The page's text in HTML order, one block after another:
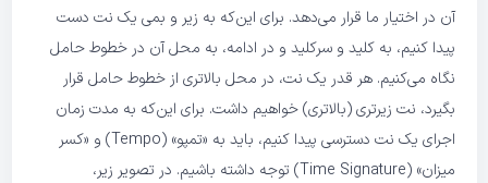
آن در اختیار ما قرار می‌دهد. برای این‌که به زیر و بمی یک نت دست
پیدا کنیم، به کلید و سرکلید و در ادامه، به محل آن در خطوط حامل
نگاه می‌کنیم. هر قدر یک نت، در محل بالاتری از خطوط حامل قرار
بگیرد، نت زیر‌تری (بالاتری) خواهیم داشت. برای این‌که به مدت زمان
اجرای یک نت دسترسی پیدا کنیم، باید به «تمپو» (Tempo) و «کسر
میزان» (Time Signature) توجه داشته باشیم. در تصویر زیر،